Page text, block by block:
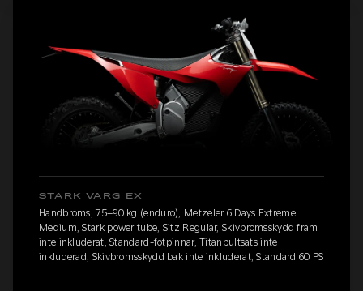
STARK VARG EX
Handbroms, 75–90 kg (enduro), Metzeler 6 Days Extreme
Medium, Stark power tube, Sitz Regular, Skivbromsskydd fram
inte inkluderat, Standard-fotpinnar, Titanbultsats inte
inkluderad, Skivbromsskydd bak inte inkluderat, Standard 60 PS